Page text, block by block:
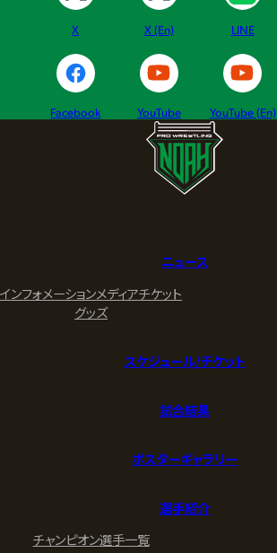
X X (En) LINE
Facebook YouTube YouTube (En)
ニュース
インフォメーションメディアチケット
グッズ
スケジュール/チケット
試合結果
ポスターギャラリー
選手紹介
チャンピオン選手一覧